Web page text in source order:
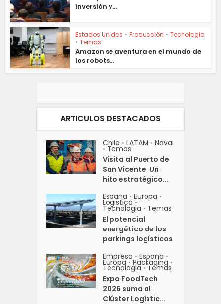
inversión y...
Estados Unidos • Producción • Tecnologia
• Temas
Amazon se aventura en el mundo de
los robots...
ARTICULOS DESTACADOS
Chile • LATAM • Naval
• Temas
Visita al Puerto de
San Vicente: Un
hito estratégico...
España • Europa •
Logistica •
Tecnologia • Temas
El potencial
energético de los
parkings logísticos
Empresa • España •
Europa • Packaging •
Tecnologia • Temas
Expo FoodTech
2026 suma al
Clúster Logístic...